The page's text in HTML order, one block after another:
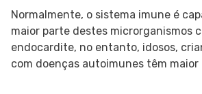
Normalmente, o sistema imune é
maior parte destes microrganismos
endocardite, no entanto, idosos,
com doenças autoimunes têm maior